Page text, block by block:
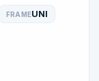
FRAMEUNI